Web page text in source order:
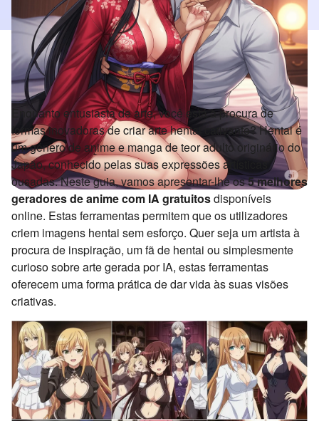
Enquanto entusiasta de arte, você está à procura de
formas inovadoras de criar arte hentai cativante? Hentai é
um género de anime e manga de teor adulto originário do
Japão, conhecido pelas suas expressões artísticas
ousadas. Neste guia, vamos apresentar-lhe os5 melhores
geradores de anime com IA gratuitosdisponíveis
online. Estas ferramentas permitem que os utilizadores
criem imagens hentai sem esforço. Quer seja um artista à
procura de inspiração, um fã de hentai ou simplesmente
curioso sobre arte gerada por IA, estas ferramentas
oferecem uma forma prática de dar vida às suas visões
criativas.